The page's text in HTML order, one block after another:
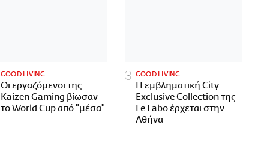
GOOD LIVING
Οι εργαζόμενοι της
Kaizen Gaming βίωσαν
το World Cup από "μέσα"
GOOD LIVING
Η εμβληματική City
Exclusive Collection της
Le Labo έρχεται στην
Αθήνα